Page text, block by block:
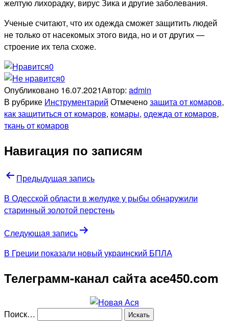
желтую лихорадку, вирус Зика и другие заболевания.
Ученые считают, что их одежда сможет защитить людей
не только от насекомых этого вида, но и от других —
строение их тела схоже.
0
0
Опубликовано 16.07.2021Автор: admin
В рубрике Инструментарий Отмеченозащита от комаров,
как защититься от комаров, комары, одежда от комаров,
ткань от комаров
Навигация по записям
Предыдущая запись
В Одесской области в желудке у рыбы обнаружили
старинный золотой перстень
Следующая запись
В Греции показали новый украинский БПЛА
Телеграмм-канал сайта ace450.com
Поиск…